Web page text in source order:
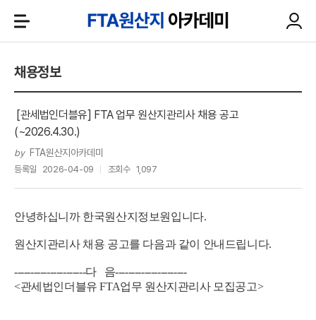
채용정보
[관세법인더블유] FTA 업무 원산지관리사 채용 공고
(~2026.4.30.)
by FTA원산지아카데미
등록일 2026-04-09 조회수 1,097
안녕하십니까 한국원산지정보원입니다.
원산지관리사 채용 공고를 다음과 같이 안내드립니다.
----------------------다 음----------------------
<관세법인더블유 FTA업무 원산지관리사 모집공고>